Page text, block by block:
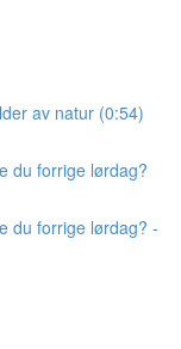
av natur (0:54)
du forrige lørdag?
du forrige lørdag? -